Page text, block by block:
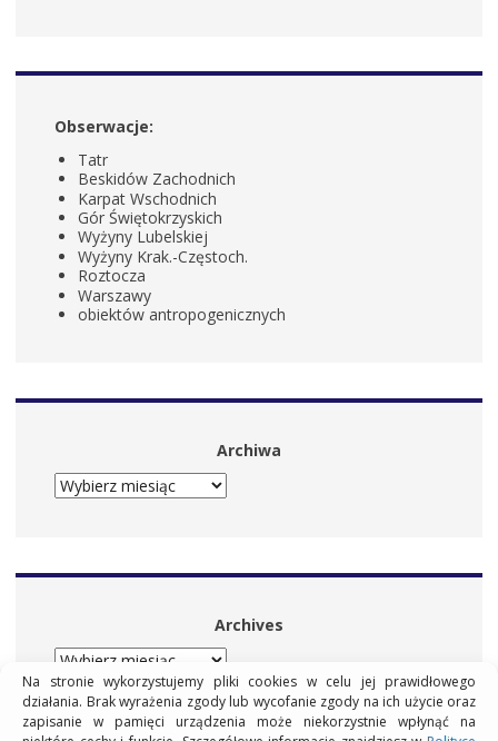
Na stronie wykorzystujemy pliki cookies w celu jej prawidłowego
działania. Brak wyrażenia zgody lub wycofanie zgody na ich użycie oraz
zapisanie w pamięci urządzenia może niekorzystnie wpłynąć na
Obserwacje:
Tatr
Beskidów Zachodnich
Karpat Wschodnich
Gór Świętokrzyskich
Wyżyny Lubelskiej
Wyżyny Krak.-Częstoch.
Roztocza
Warszawy
obiektów antropogenicznych
Archiwa
ARCHIWA
Archives
ARCHIVES